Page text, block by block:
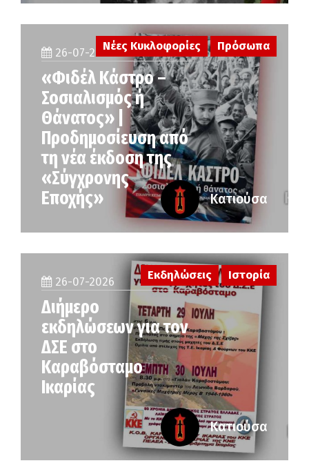
26-07-2026
«Φιδέλ Κάστρο –
Σοσιαλισμός ή
Θάνατος» |
Προδημοσίευση από
τη νέα έκδοση της
«Σύγχρονης
Εποχής»
Νέες Κυκλοφορίες Πρόσωπα
Κατιούσα
26-07-2026
Διήμερο
εκδηλώσεων για τον
ΔΣΕ στο
Καραβόσταμο
Ικαρίας
Εκδηλώσεις Ιστορία
Κατιούσα